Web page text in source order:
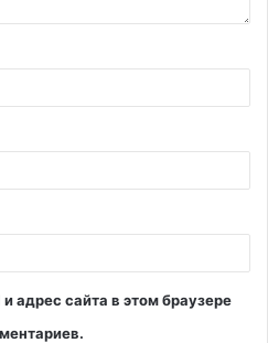
адрес сайта в этом браузере